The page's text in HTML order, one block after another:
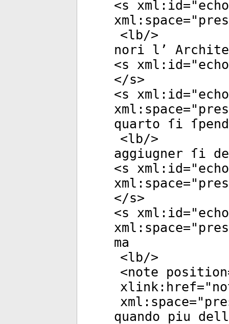
<s xml:id="
xml:space="
<lb/>
nori l’
<s xml:id="
</s>
<s xml:id="
xml:space="
quarto ſi
<lb/>
aggiugner ſi
<s xml:id="
xml:space="
</s>
<s xml:id="
xml:space="
ma
<lb/>
<note position
xlink:href="
xml:space="
quando piu